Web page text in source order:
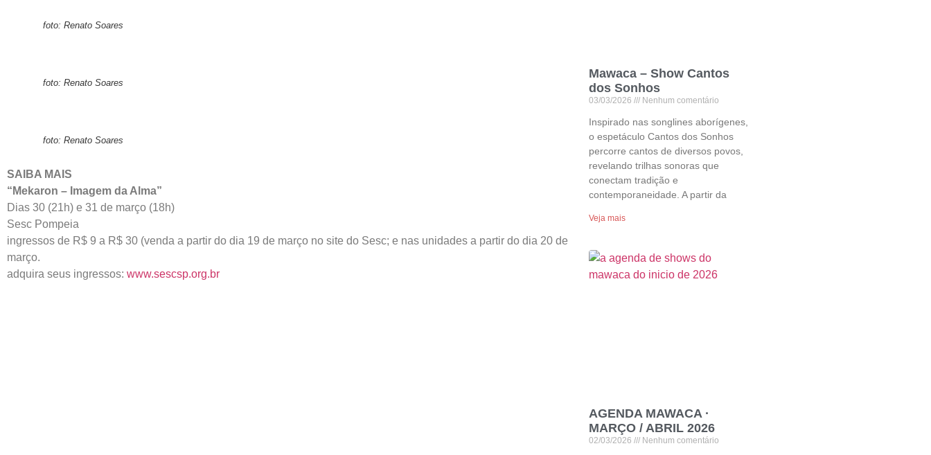
foto: Renato Soares
foto: Renato Soares
foto: Renato Soares
SAIBA MAIS
“Mekaron – Imagem da Alma”
Dias 30 (21h) e 31 de março (18h)
Sesc Pompeia
ingressos de R$ 9 a R$ 30 (venda a partir do dia 19 de março no site do Sesc; e nas unidades a partir do dia 20 de
março.
adquira seus ingressos: www.sescsp.org.br
Mawaca – Show Cantos
dos Sonhos
03/03/2026 Nenhum comentário
Inspirado nas songlines aborígenes,
o espetáculo Cantos dos Sonhos
percorre cantos de diversos povos,
revelando trilhas sonoras que
conectam tradição e
contemporaneidade. A partir da
Veja mais
AGENDA MAWACA ·
MARÇO / ABRIL 2026
02/03/2026 Nenhum comentário